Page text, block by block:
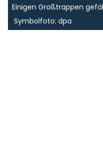
Einigen Großtrappen
Symbolfoto: dpa